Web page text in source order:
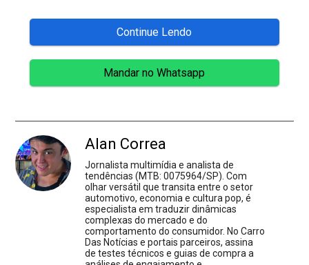
Continue Lendo
Mandar no Whatsapp
Alan Correa
Jornalista multimídia e analista de
tendências (MTB: 0075964/SP). Com
olhar versátil que transita entre o setor
automotivo, economia e cultura pop, é
especialista em traduzir dinâmicas
complexas do mercado e do
comportamento do consumidor. No Carro
Das Notícias e portais parceiros, assina
de testes técnicos e guias de compra a